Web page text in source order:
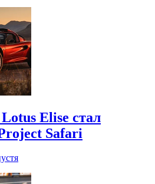
Elise стал
Safari